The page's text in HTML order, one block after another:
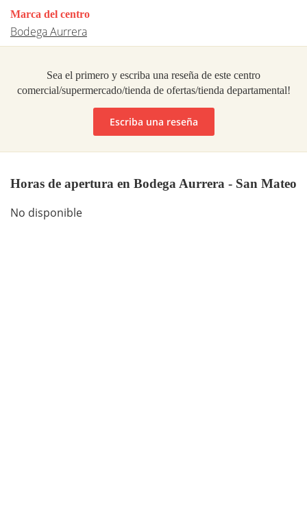
Marca del centro
Bodega Aurrera
Sea el primero y escriba una reseña de este centro
comercial/supermercado/tienda de ofertas/tienda departamental!
Escriba una reseña
Horas de apertura en Bodega Aurrera - San Mateo
No disponible